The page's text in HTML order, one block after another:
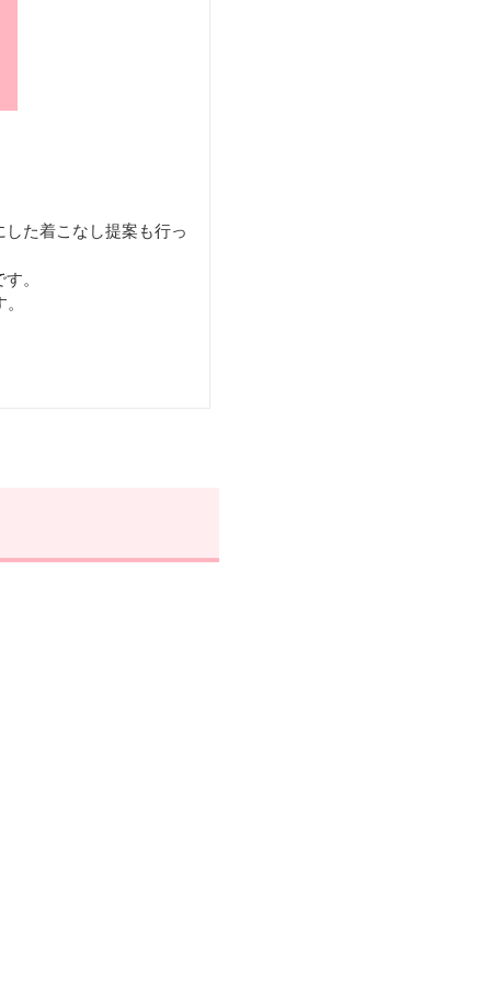
た着こなし提案も行っ
。